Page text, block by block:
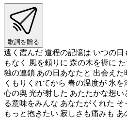
歌詞を贈る
遠く霞んだ 道程の記憶は いつの
もなく 風を頼りに 森の木を褥に
独の連鎖 あの日あなたと 出会え
くもりくれてから 春の温度が 氷
心の奥 光が射した あたたかな想い
る意味をみんな あなたがくれた
もっと抱きたい 寂しさも痛みも